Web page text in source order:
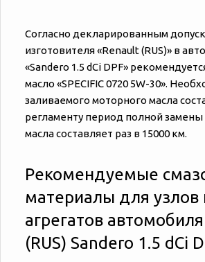
Согласно декларированным
изготовителя «‎‎Renault (RUS)» в
«‎‎Sandero 1.5 dCi DPF»
масло «SPECIFIC 0720 5W-30».
заливаемого моторного масла
регламенту период полной
масла составляет раз в 15000 км.
Рекомендуемые
материалы для узлов
агрегатов
(RUS) Sandero 1.5 dCi